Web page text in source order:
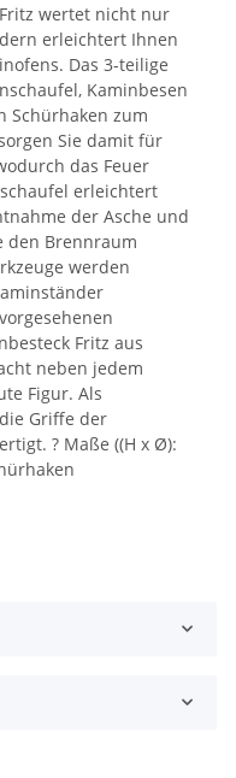
wertet nicht nur
erleichtert Ihnen
Das 3-teilige
Kaminbesen
Schürhaken zum
Sie damit für
das Feuer
erleichtert
der Asche und
den Brennraum
werden
Fritz aus
neben jedem
Figur. Als
Griffe der
? Maße ((H x Ø):